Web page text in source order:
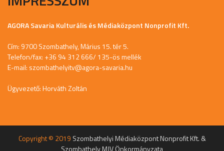
AGORA Savaria Kulturális és Médiaközpont Nonprofit Kft.
Cím: 9700 Szombathely, Márius 15. tér 5.
Telefon/fax: +36 94 312 666/ 135-ös mellék
E-mail: szombathelyitv@agora-savaria.hu
Ügyvezető: Horváth Zoltán
Copyright © 2019 Szombathelyi Médiaközpont Nonprofit Kft. &
Szombathely MJV Önkormányzata